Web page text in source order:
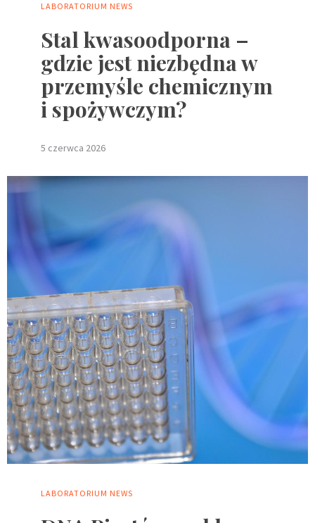
LABORATORIUM NEWS
Stal kwasoodporna –
gdzie jest niezbędna w
przemyśle chemicznym
i spożywczym?
5 czerwca 2026
LABORATORIUM NEWS